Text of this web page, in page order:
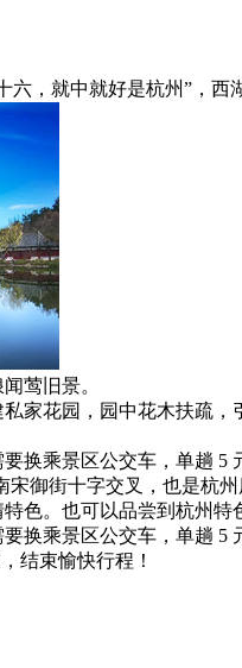
六，就中就好是杭州”，西
莺旧景。
家花园，园中花木扶疏
换乘景区公交车，单趟 5
御街十字交叉，也是杭
色。也可以品尝到杭州特
换乘景区公交车，单趟 5
结束愉快行程！